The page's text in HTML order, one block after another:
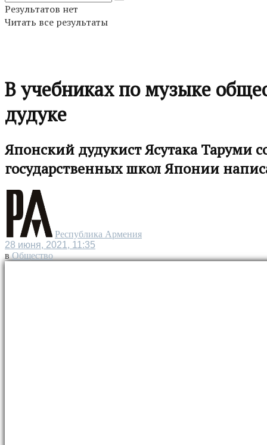
Результатов нет
Читать все результаты
В учебниках по музыке
дудуке
Японский дудукист Ясутака Таруми
государственных школ Японии
Республика Армения
28 июня, 2021, 11:35
в Общество